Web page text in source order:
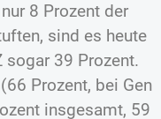
8 Prozent der
sind es heute
sogar 39 Prozent.
Prozent, bei Gen
insgesamt, 59